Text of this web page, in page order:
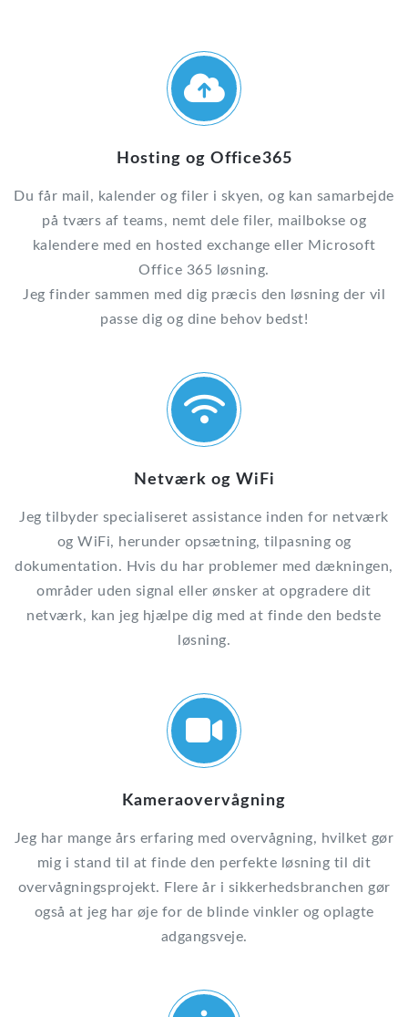
Hosting og Office365
Du får mail, kalender og filer i skyen, og kan samarbejde
på tværs af teams, nemt dele filer, mailbokse og
kalendere med en hosted exchange eller Microsoft
Office 365 løsning.
Jeg finder sammen med dig præcis den løsning der vil
passe dig og dine behov bedst!
Netværk og WiFi
Jeg tilbyder specialiseret assistance inden for netværk
og WiFi, herunder opsætning, tilpasning og
dokumentation. Hvis du har problemer med dækningen,
områder uden signal eller ønsker at opgradere dit
netværk, kan jeg hjælpe dig med at finde den bedste
løsning.
Kameraovervågning
Jeg har mange års erfaring med overvågning, hvilket gør
mig i stand til at finde den perfekte løsning til dit
overvågningsprojekt. Flere år i sikkerhedsbranchen gør
også at jeg har øje for de blinde vinkler og oplagte
adgangsveje.